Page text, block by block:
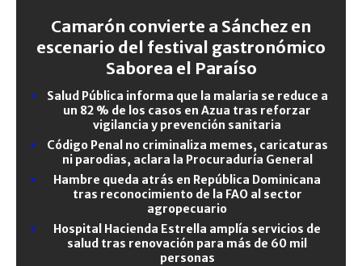
Camarón convierte a Sánchez en
escenario del festival gastronómico
Saborea el Paraíso
Salud Pública informa que la malaria se reduce a
un 82 % de los casos en Azua tras reforzar
vigilancia y prevención sanitaria
Código Penal no criminaliza memes, caricaturas
ni parodias, aclara la Procuraduría General
Hambre queda atrás en República Dominicana
tras reconocimiento de la FAO al sector
agropecuario
Hospital Hacienda Estrella amplía servicios de
salud tras renovación para más de 60 mil
personas